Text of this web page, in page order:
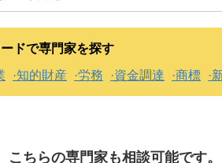
ドで専門家を探す
知的財産 労務 資金調達 商標
ちらの専門家も相談可能です。